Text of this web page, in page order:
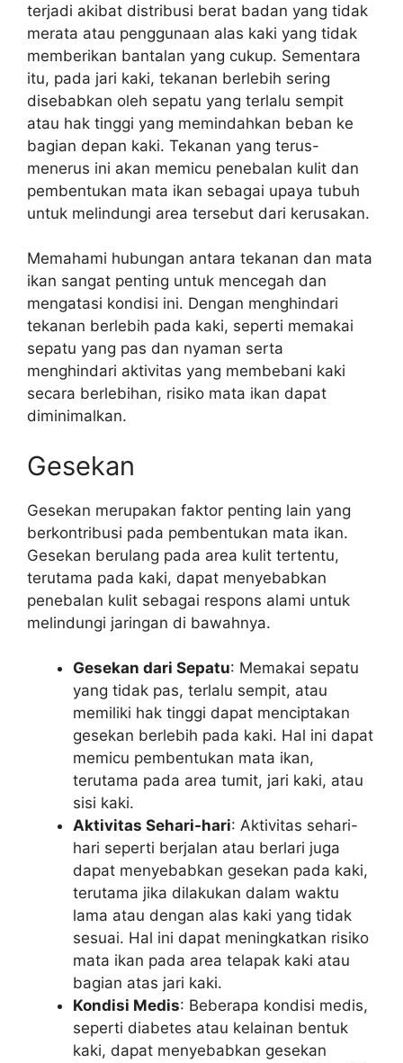
terjadi akibat distribusi berat badan yang tidak
merata atau penggunaan alas kaki yang tidak
memberikan bantalan yang cukup. Sementara
itu, pada jari kaki, tekanan berlebih sering
disebabkan oleh sepatu yang terlalu sempit
atau hak tinggi yang memindahkan beban ke
bagian depan kaki. Tekanan yang terus-
menerus ini akan memicu penebalan kulit dan
pembentukan mata ikan sebagai upaya tubuh
untuk melindungi area tersebut dari kerusakan.
Memahami hubungan antara tekanan dan mata
ikan sangat penting untuk mencegah dan
mengatasi kondisi ini. Dengan menghindari
tekanan berlebih pada kaki, seperti memakai
sepatu yang pas dan nyaman serta
menghindari aktivitas yang membebani kaki
secara berlebihan, risiko mata ikan dapat
diminimalkan.
Gesekan
Gesekan merupakan faktor penting lain yang
berkontribusi pada pembentukan mata ikan.
Gesekan berulang pada area kulit tertentu,
terutama pada kaki, dapat menyebabkan
penebalan kulit sebagai respons alami untuk
melindungi jaringan di bawahnya.
Gesekan dari Sepatu: Memakai sepatu
yang tidak pas, terlalu sempit, atau
memiliki hak tinggi dapat menciptakan
gesekan berlebih pada kaki. Hal ini dapat
memicu pembentukan mata ikan,
terutama pada area tumit, jari kaki, atau
sisi kaki.
Aktivitas Sehari-hari: Aktivitas sehari-
hari seperti berjalan atau berlari juga
dapat menyebabkan gesekan pada kaki,
terutama jika dilakukan dalam waktu
lama atau dengan alas kaki yang tidak
sesuai. Hal ini dapat meningkatkan risiko
mata ikan pada area telapak kaki atau
bagian atas jari kaki.
Kondisi Medis: Beberapa kondisi medis,
seperti diabetes atau kelainan bentuk
kaki, dapat menyebabkan gesekan